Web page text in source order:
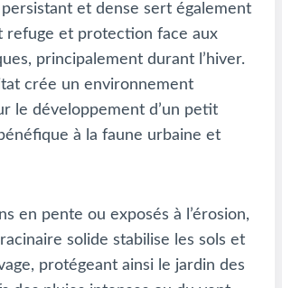
et dense sert également
refuge et protection face aux
principalement durant l’hiver.
crée un environnement
le développement d’un petit
à la faune urbaine et
en pente ou exposés à l’érosion,
solide stabilise les sols et
protégeant ainsi le jardin des